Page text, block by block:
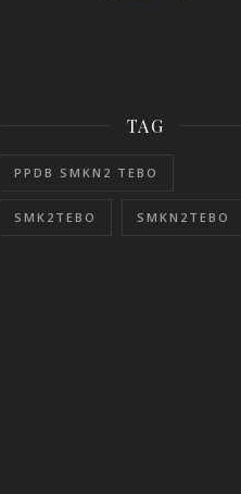
TAG
PPDB SMKN2 TEBO
SMK2TEBO SMKN2TEBO